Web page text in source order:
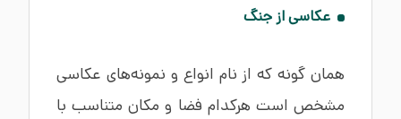
عکاسی از جنگ
همان گونه که از نام انواع و نمونه‌های عکاسی
مشخص است هرکدام فضا و مکان متناسب با